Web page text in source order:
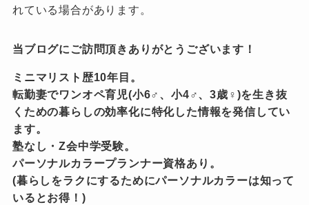
れている場合があります。
当ブログにご訪問頂きありがとうございます！
ミニマリスト歴10年目。
転勤妻でワンオペ育児(小6♂、小4♂、3歳♀)を生き抜
くための暮らしの効率化に特化した情報を発信してい
ます。
塾なし・Z会中学受験。
パーソナルカラープランナー資格あり。
(暮らしをラクにするためにパーソナルカラーは知って
いるとお得！)